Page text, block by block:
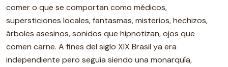
comer o que se comportan como médicos,
supersticiones locales, fantasmas, misterios, hechizos,
árboles asesinos, sonidos que hipnotizan, ojos que
comen carne. A fines del siglo XIX Brasil ya era
independiente pero seguía siendo una monarquía,